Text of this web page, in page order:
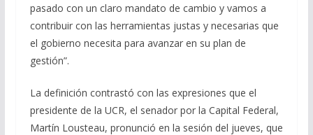
pasado con un claro mandato de cambio y vamos a
contribuir con las herramientas justas y necesarias que
el gobierno necesita para avanzar en su plan de
gestión”.
La definición contrastó con las expresiones que el
presidente de la UCR, el senador por la Capital Federal,
Martín Lousteau, pronunció en la sesión del jueves, que